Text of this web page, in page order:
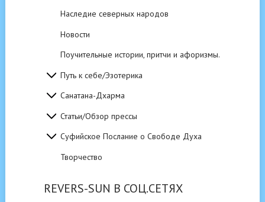
Наследие северных народов
Новости
Поучительные истории, притчи и афоризмы.
Путь к себе/Эзотерика
Санатана-Дхарма
Статьи/Обзор прессы
Суфийское Послание о Свободе Духа
Творчество
REVERS-SUN В СОЦ.СЕТЯХ